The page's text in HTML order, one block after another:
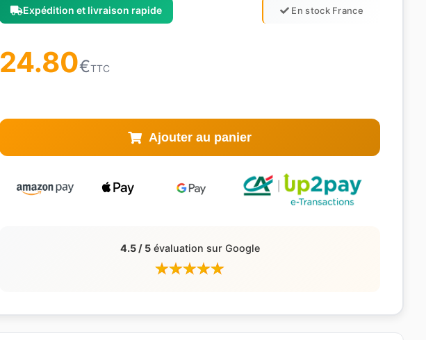
Expédition et livraison rapide En stock France
24.80€TTC
Ajouter au panier
4.5 / 5évaluation sur Google